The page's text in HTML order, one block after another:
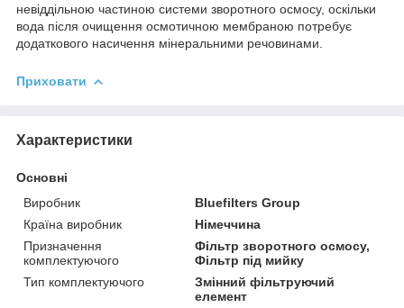
невіддільною частиною системи зворотного осмосу, оскільки
вода після очищення осмотичною мембраною потребує
додаткового насичення мінеральними речовинами.
Приховати
Характеристики
Основні
Виробник
Bluefilters Group
Країна виробник
Німеччина
Призначення
комплектуючого
Фільтр зворотного осмосу,
Фільтр під мийку
Тип комплектуючого
Змінний фільтруючий
елемент